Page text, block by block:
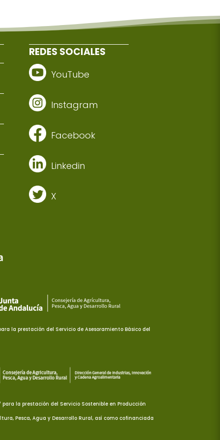
REDES SOCIALES
YouTube
Instagram
Facebook
Linkedin
X
la prestación del Servicio de Asesoramiento Básico del
la prestación del Servicio Sostenible en Producción
Pesca, Agua y Desarrollo Rural, así como cofinanciada